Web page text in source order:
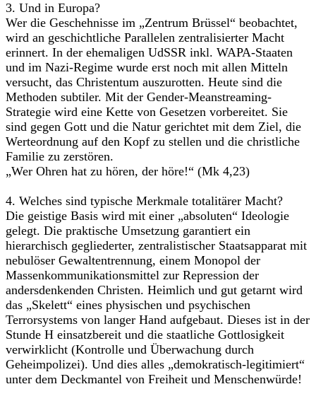
3. Und in Europa?
Wer die Geschehnisse im „Zentrum Brüssel“ beobachtet,
wird an geschichtliche Parallelen zentralisierter Macht
erinnert. In der ehemaligen UdSSR inkl. WAPA-Staaten
und im Nazi-Regime wurde erst noch mit allen Mitteln
versucht, das Christentum auszurotten. Heute sind die
Methoden subtiler. Mit der Gender-Meanstreaming-
Strategie wird eine Kette von Gesetzen vorbereitet. Sie
sind gegen Gott und die Natur gerichtet mit dem Ziel, die
Werteordnung auf den Kopf zu stellen und die christliche
Familie zu zerstören.
„Wer Ohren hat zu hören, der höre!“ (Mk 4,23)
4. Welches sind typische Merkmale totalitärer Macht?
Die geistige Basis wird mit einer „absoluten“ Ideologie
gelegt. Die praktische Umsetzung garantiert ein
hierarchisch gegliederter, zentralistischer Staatsapparat mit
nebulöser Gewaltentrennung, einem Monopol der
Massenkommunikationsmittel zur Repression der
andersdenkenden Christen. Heimlich und gut getarnt wird
das „Skelett“ eines physischen und psychischen
Terrorsystems von langer Hand aufgebaut. Dieses ist in der
Stunde H einsatzbereit und die staatliche Gottlosigkeit
verwirklicht (Kontrolle und Überwachung durch
Geheimpolizei). Und dies alles „demokratisch-legitimiert“
unter dem Deckmantel von Freiheit und Menschenwürde!